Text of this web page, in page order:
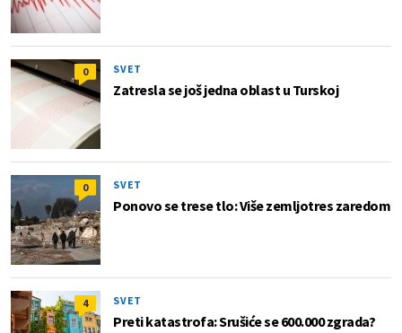
0 SVET
Zatresla se još jedna oblast u Turskoj
0 SVET
Ponovo se trese tlo: Više zemljotres zaredom
4 SVET
Preti katastrofa: Srušiće se 600.000 zgrada?